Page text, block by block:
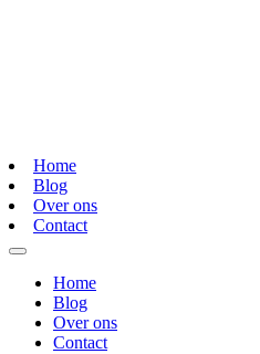
Home
Blog
Over ons
Contact
Home
Blog
Over ons
Contact